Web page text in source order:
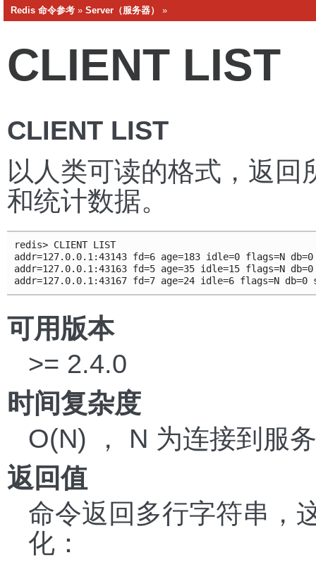
Redis 命令参考 » Server（服务器） »
CLIENT LIST
CLIENT LIST
以人类可读的格式，返回
和统计数据。
redis> CLIENT LIST
addr=127.0.0.1:43143 fd=6 age=183 idle=0 flags=N
addr=127.0.0.1:43163 fd=5 age=35 idle=15 flags=N
addr=127.0.0.1:43167 fd=7 age=24 idle=6 flags=N
可用版本
>= 2.4.0
时间复杂度
O(N) ， N 为连接到服
返回值
命令返回多行字符串，
化：